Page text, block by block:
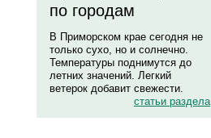
по городам
В Приморском крае сегодня не
только сухо, но и солнечно.
Температуры поднимутся до
летних значений. Легкий
ветерок добавит свежести.
статьи раздела